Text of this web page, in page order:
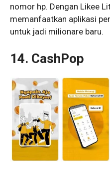
nomor hp. Dengan Likee
memanfaatkan aplikasi
untuk jadi milionare baru.
14. CashPop